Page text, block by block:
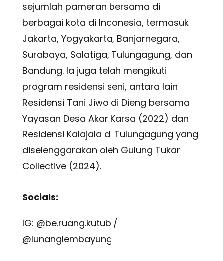
sejumlah pameran bersama di
berbagai kota di Indonesia, termasuk
Jakarta, Yogyakarta, Banjarnegara,
Surabaya, Salatiga, Tulungagung, dan
Bandung. Ia juga telah mengikuti
program residensi seni, antara lain
Residensi Tani Jiwo di Dieng bersama
Yayasan Desa Akar Karsa (2022) dan
Residensi Kalajala di Tulungagung yang
diselenggarakan oleh Gulung Tukar
Collective (2024).
Socials:
IG: @be.ruang.kutub /
@lunanglembayung